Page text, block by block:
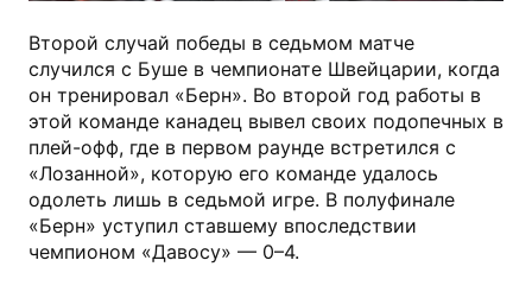
Второй случай победы в седьмом матче
случился с Буше в чемпионате Швейцарии, когда
он тренировал «Берн». Во второй год работы в
этой команде канадец вывел своих подопечных в
плей-офф, где в первом раунде встретился с
«Лозанной», которую его команде удалось
одолеть лишь в седьмой игре. В полуфинале
«Берн» уступил ставшему впоследствии
чемпионом «Давосу» — 0–4.